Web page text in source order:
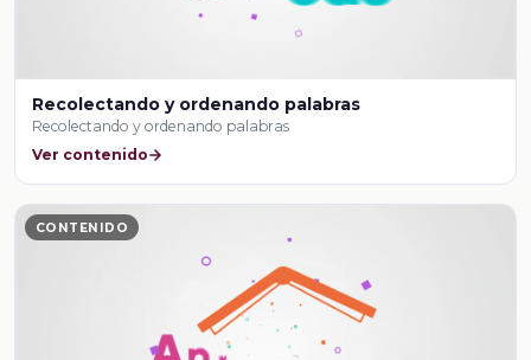
Recolectando y ordenando palabras
Recolectando y ordenando palabras
Ver contenido
CONTENIDO